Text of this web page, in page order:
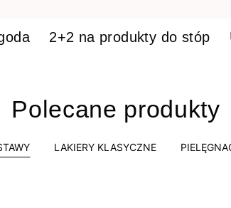
2+2 na produkty do stóp
Polecane produkty
LAKIERY KLASYCZNE